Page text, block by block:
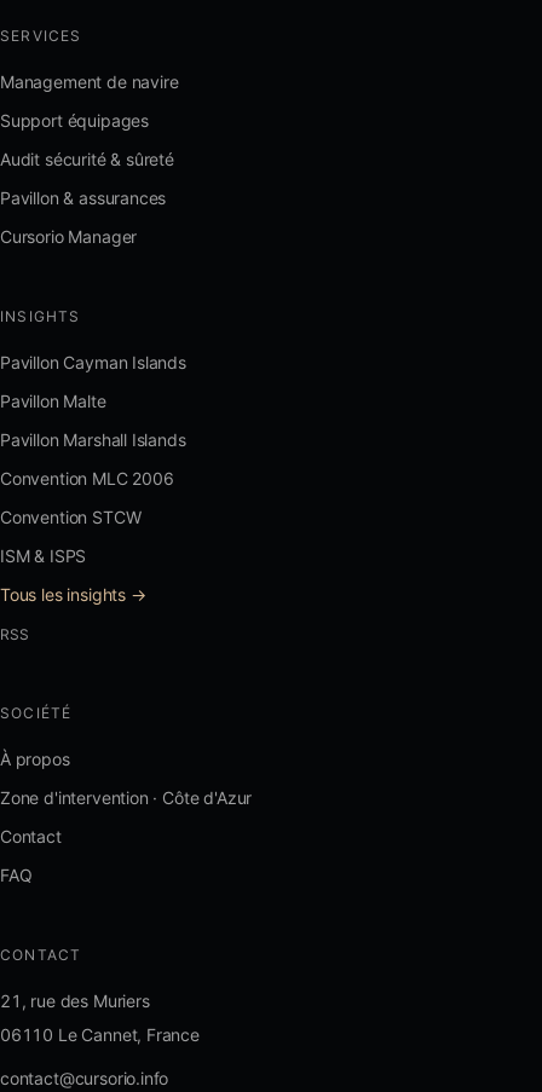
SERVICES
Management de navire
Support équipages
Audit sécurité & sûreté
Pavillon & assurances
Cursorio Manager
INSIGHTS
Pavillon Cayman Islands
Pavillon Malte
Pavillon Marshall Islands
Convention MLC 2006
Convention STCW
ISM & ISPS
Tous les insights →
RSS
SOCIÉTÉ
À propos
Zone d'intervention · Côte d'Azur
Contact
FAQ
CONTACT
21, rue des Muriers
06110 Le Cannet, France
contact@cursorio.info